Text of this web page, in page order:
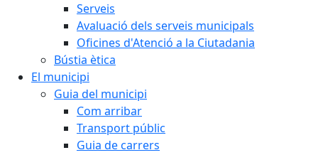
Serveis
Avaluació dels serveis municipals
Oficines d'Atenció a la Ciutadania
Bústia ètica
El municipi
Guia del municipi
Com arribar
Transport públic
Guia de carrers